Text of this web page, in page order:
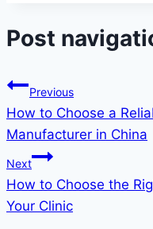
Post
Previous
How to Choose a
Manufacturer in China
Next
How to Choose the
Your Clinic